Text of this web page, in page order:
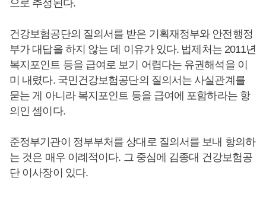
으로 추정된다.
건강보험공단의 질의서를 받은 기획재정부와 안전행정
부가 대답을 하지 않는 데 이유가 있다. 법제처는 2011년
복지포인트 등을 급여로 보기 어렵다는 유권해석을 이
미 내렸다. 국민건강보험공단의 질의서는 사실관계를
묻는 게 아니라 복지포인트 등을 급여에 포함하라는 항
의인 셈이다.
준정부기관이 정부부처를 상대로 질의서를 보내 항의하
는 것은 매우 이례적이다. 그 중심에 김종대 건강보험공
단 이사장이 있다.